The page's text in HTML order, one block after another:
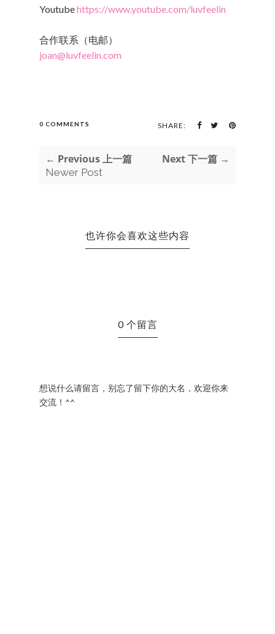
Youtubehttps://www.youtube.com/luvfeelin
合作联系（电邮）
joan@luvfeelin.com
0 COMMENTS SHARE:
← Previous 上一篇
Newer Post
Next 下一篇 →
也许你会喜欢这些内容
0 个留言
想说什么请留言，别忘了留下你的大名，欢迎你来
交流！^^